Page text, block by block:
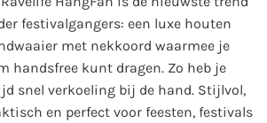
festivalgangers: een luxe houten
met nekkoord waarmee je
handsfree kunt dragen. Zo heb je
snel verkoeling bij de hand. Stijlvol,
en perfect voor feesten, festivals